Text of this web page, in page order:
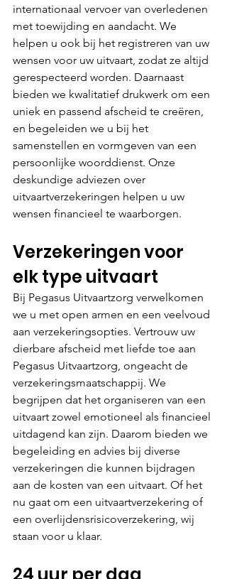
internationaal vervoer van overledenen
met toewijding en aandacht. We
helpen u ook bij het registreren van uw
wensen voor uw uitvaart, zodat ze altijd
gerespecteerd worden. Daarnaast
bieden we kwalitatief drukwerk om een
uniek en passend afscheid te creëren,
en begeleiden we u bij het
samenstellen en vormgeven van een
persoonlijke woorddienst. Onze
deskundige adviezen over
uitvaartverzekeringen helpen u uw
wensen financieel te waarborgen.
Verzekeringen voor
elk type uitvaart
Bij Pegasus Uitvaartzorg verwelkomen
we u met open armen en een veelvoud
aan verzekeringsopties. Vertrouw uw
dierbare afscheid met liefde toe aan
Pegasus Uitvaartzorg, ongeacht de
verzekeringsmaatschappij. We
begrijpen dat het organiseren van een
uitvaart zowel emotioneel als financieel
uitdagend kan zijn. Daarom bieden we
begeleiding en advies bij diverse
verzekeringen die kunnen bijdragen
aan de kosten van een uitvaart. Of het
nu gaat om een uitvaartverzekering of
een overlijdensrisicoverzekering, wij
staan voor u klaar.